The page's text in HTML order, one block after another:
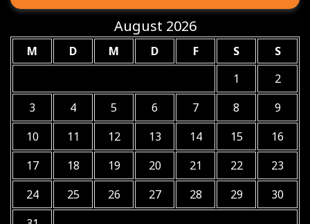
August 2026
M D M D F S
S
1
2
3
4 5 6 7 8
9
10
11 12 13 14 15
16
17
18 19 20 21 22
23
24
25 26 27 28 29
30